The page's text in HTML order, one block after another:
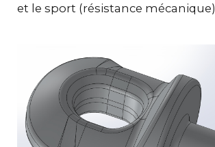
et le sport (résistance mécanique)